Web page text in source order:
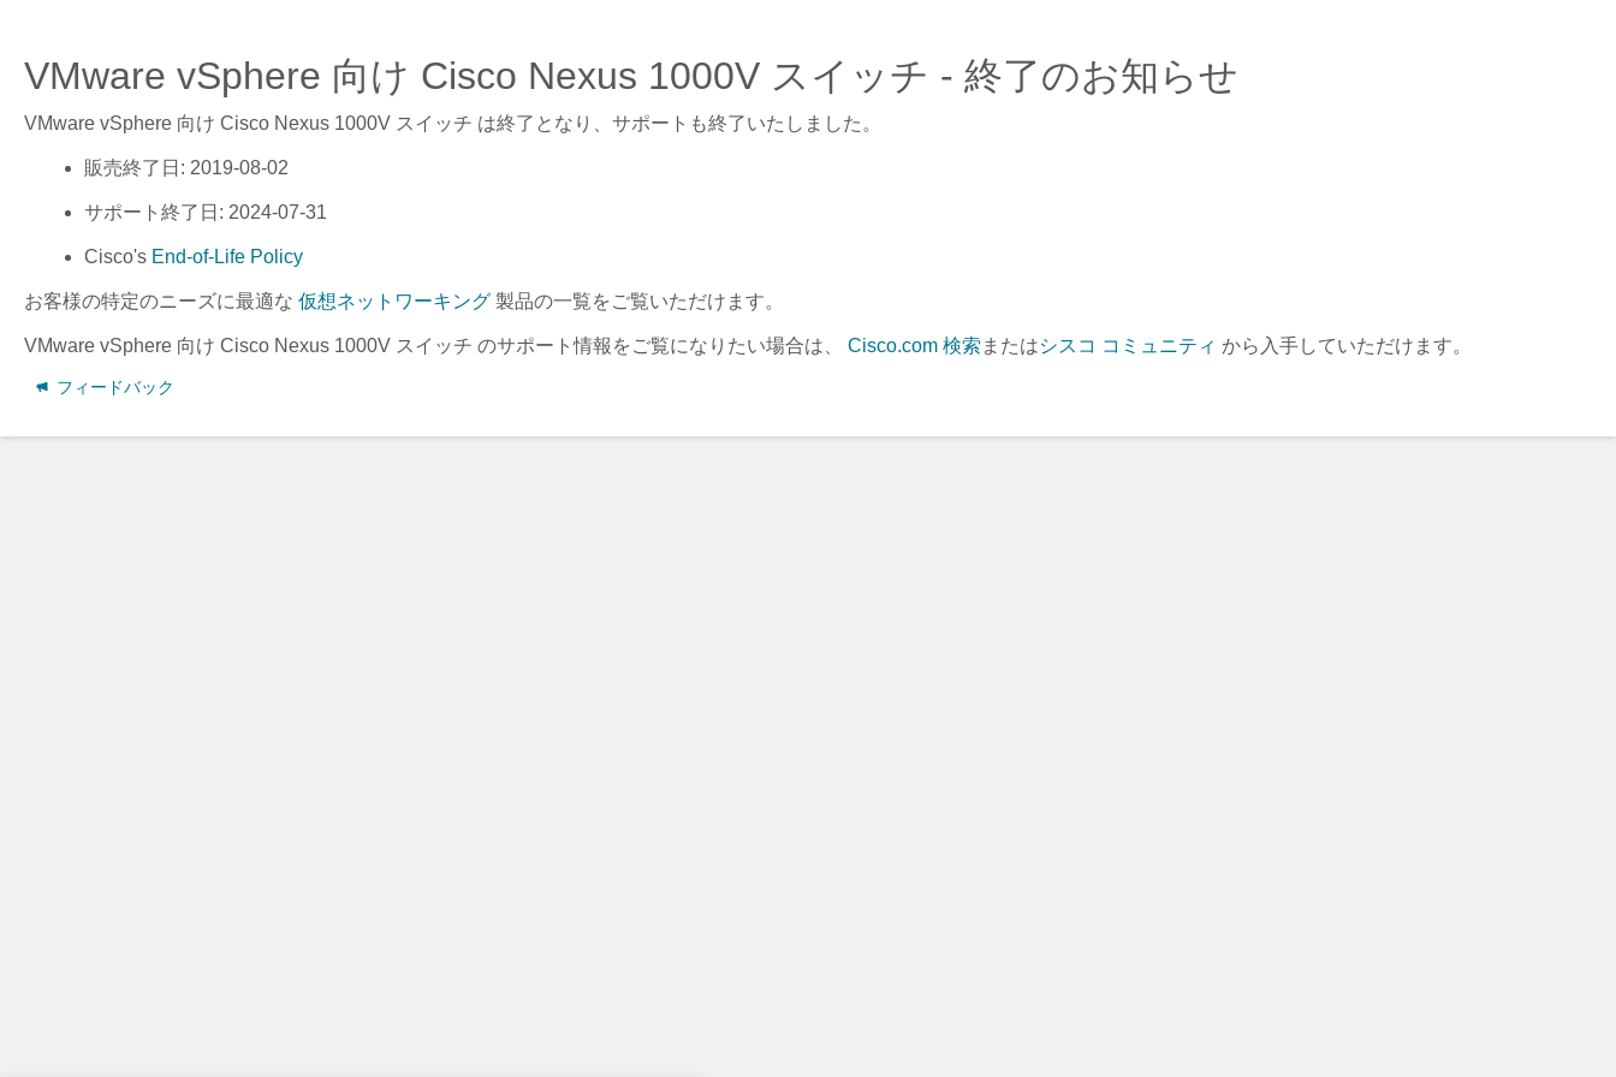
VMware vSphere 向け Cisco Nexus 1000V スイッチ - 終了のお知らせ
VMware vSphere 向け Cisco Nexus 1000V スイッチ は終了となり、サポートも終了いたしました。
販売終了日 : 2019-08-02
サポート終了日 : 2024-07-31
Cisco's End-of-Life Policy
お客様の特定のニーズに最適な 仮想ネットワーキング 製品の一覧をご覧いただけます。
VMware vSphere 向け Cisco Nexus 1000V スイッチ のサポート情報をご覧になりたい場合は、 Cisco.com 検索 またはシスコ コミュニティ から入手していただけます。
フィードバック